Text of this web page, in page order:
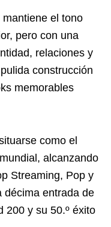
el tono
pero con una
relaciones y
construcción
memorables
como el
alcanzando
Streaming, Pop y
décima entrada de
200 y su 50.º éxito